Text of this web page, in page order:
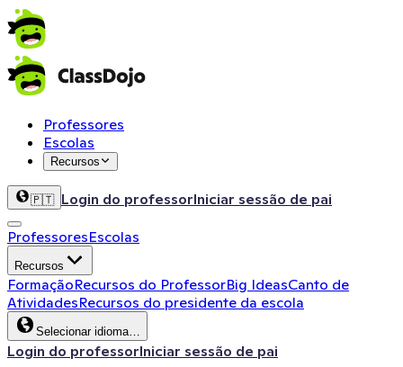
Professores
Escolas
Recursos
🇵🇹 Login do professorIniciar sessão de pai
ProfessoresEscolas
Recursos
FormaçãoRecursos do ProfessorBig IdeasCanto de
AtividadesRecursos do presidente da escola
Selecionar idioma…
Login do professorIniciar sessão de pai